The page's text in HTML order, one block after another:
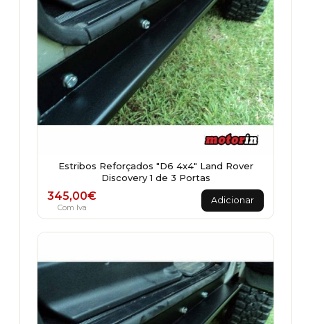
Estribos Reforçados "D6 4x4" Land Rover
Discovery 1 de 3 Portas
345,00€
Com Iva
Adicionar